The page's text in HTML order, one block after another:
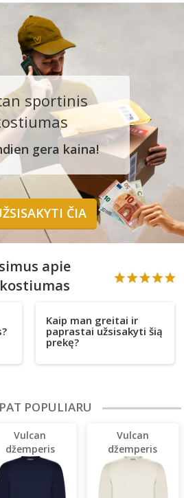
sportinis
gera kaina!
ČIA
apie
Kaip man greitai ir
paprastai užsisakyti šią
prekę?
POPULIARU
Vulcan
džemperis
Vulcan
džemperis